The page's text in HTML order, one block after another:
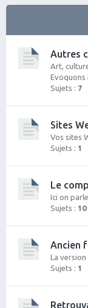
Autres
Art,
Sujets : 7
Sites
Vos sites
Sujets : 1
Le
Ici on
Sujets : 10
Ancien
La
Sujets : 1